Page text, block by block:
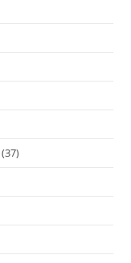
(37)